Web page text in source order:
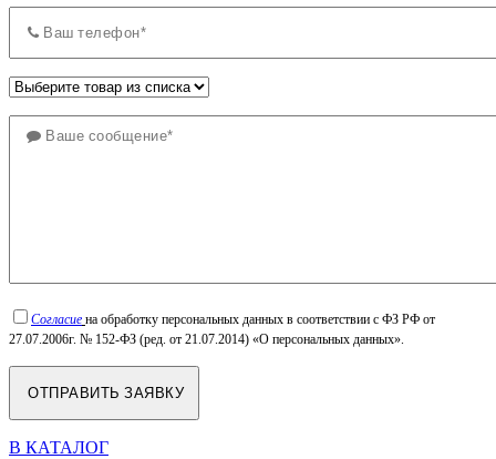
Согласие на обработку персональных данных в соответствии с ФЗ РФ от
27.07.2006г. № 152-ФЗ (ред. от 21.07.2014) «О персональных данных».
В КАТАЛОГ